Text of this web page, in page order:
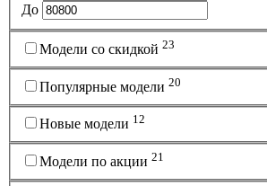
До
Модели со скидкой 23
Популярные модели 20
Новые модели 12
Модели по акции 21